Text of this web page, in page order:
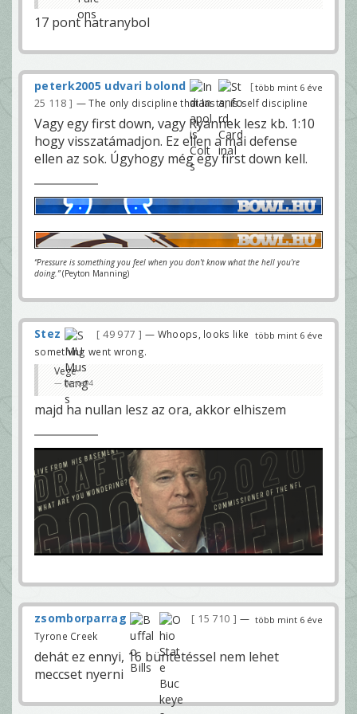
17 pont hatranybol
több mint 6 éve
peterk2005 udvari bolond
25 118 — The only discipline that lasts, is self discipline
Vagy egy first down, vagy Ryannek lesz kb. 1:10
hogy visszatámadjon. Ez ellen a mai defense
ellen az sok. Úgyhogy még egy first down kell.
“Pressure is something you feel when you don't know what the hell you're
doing.”(Peyton Manning)
több mint 6 éve
Stez 49 977
— Whoops, looks like
something went wrong.
Vege
Bence94
majd ha nullan lesz az ora, akkor elhiszem
több mint 6 éve
zsomborparrag 15 710
—
Tyrone Creek
dehát ez ennyi, 16 büntetéssel nem lehet
meccset nyerni